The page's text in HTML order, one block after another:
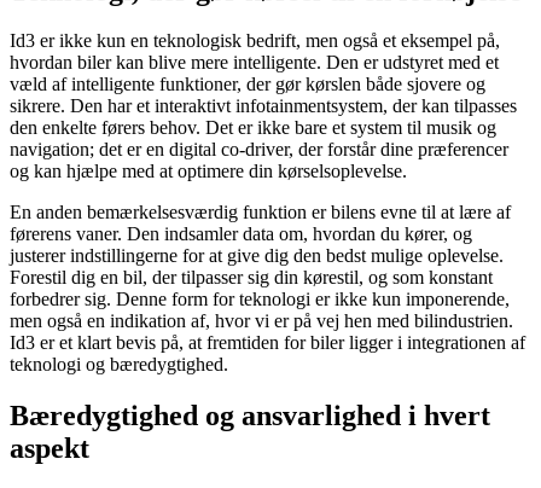
Id3 er ikke kun en teknologisk bedrift, men også et eksempel på,
hvordan biler kan blive mere intelligente. Den er udstyret med et
væld af intelligente funktioner, der gør kørslen både sjovere og
sikrere. Den har et interaktivt infotainmentsystem, der kan tilpasses
den enkelte førers behov. Det er ikke bare et system til musik og
navigation; det er en digital co-driver, der forstår dine præferencer
og kan hjælpe med at optimere din kørselsoplevelse.
En anden bemærkelsesværdig funktion er bilens evne til at lære af
førerens vaner. Den indsamler data om, hvordan du kører, og
justerer indstillingerne for at give dig den bedst mulige oplevelse.
Forestil dig en bil, der tilpasser sig din kørestil, og som konstant
forbedrer sig. Denne form for teknologi er ikke kun imponerende,
men også en indikation af, hvor vi er på vej hen med bilindustrien.
Id3 er et klart bevis på, at fremtiden for biler ligger i integrationen af
teknologi og bæredygtighed.
Bæredygtighed og ansvarlighed i hvert
aspekt